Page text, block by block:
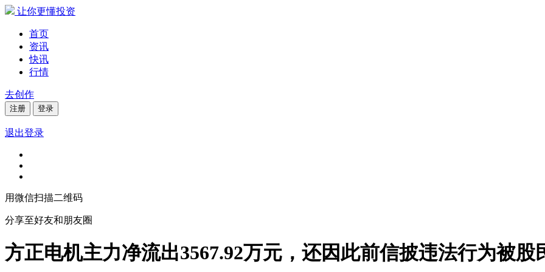
让你更懂投资
首页
资讯
快讯
行情
去创作
注册 登录
退出登录
用微信扫描二维码
分享至好友和朋友圈
方正电机主力净流出3567.92万元，还因此前信披违法行为被股